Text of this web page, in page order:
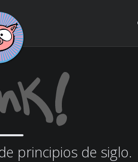
principios de siglo.